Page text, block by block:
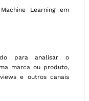
Learning em
para analisar o
marca ou produto,
e outros canais